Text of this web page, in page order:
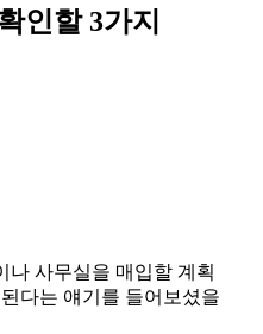
인할 3가지
나 사무실을 매입할 계획
다는 얘기를 들어보셨을